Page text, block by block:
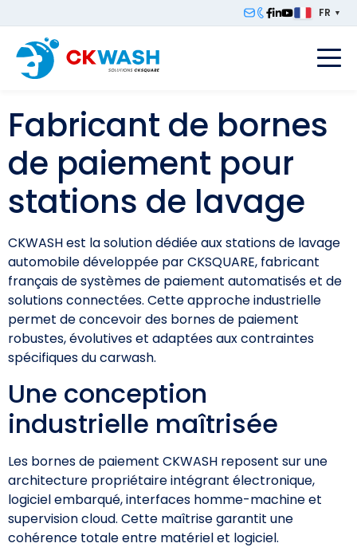
FR ▼
Fabricant de bornes
de paiement pour
stations de lavage
CKWASH est la solution dédiée aux stations de lavage
automobile développée par CKSQUARE, fabricant
français de systèmes de paiement automatisés et de
solutions connectées. Cette approche industrielle
permet de concevoir des bornes de paiement
robustes, évolutives et adaptées aux contraintes
spécifiques du carwash.
Une conception
industrielle maîtrisée
Les bornes de paiement CKWASH reposent sur une
architecture propriétaire intégrant électronique,
logiciel embarqué, interfaces homme-machine et
supervision cloud. Cette maîtrise garantit une
cohérence totale entre matériel et logiciel.